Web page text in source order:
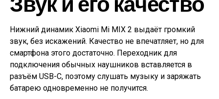
Нижний динамик Xiaomi Mi MIX 2 выдаёт громкий
звук, без искажений. Качество не впечатляет, но для
смартфона этого достаточно. Переходник для
подключения обычных наушников вставляется в
разъём USB-C, поэтому слушать музыку и заряжать
батарею одновременно не получится.